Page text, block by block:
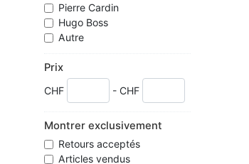
Pierre Cardin
Hugo Boss
Autre
Prix
CHF - CHF
Montrer exclusivement
Retours acceptés
Articles vendus